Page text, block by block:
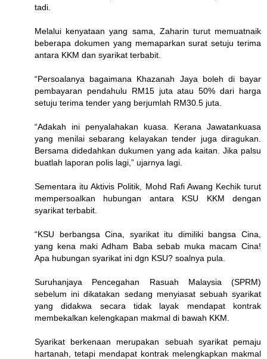
tadi.
Melalui kenyataan yang sama, Zaharin turut memuatnaik
beberapa dokumen yang memaparkan surat setuju terima
antara KKM dan syarikat terbabit.
“Persoalanya bagaimana Khazanah Jaya boleh di bayar
pembayaran pendahulu RM15 juta atau 50% dari harga
setuju terima tender yang berjumlah RM30.5 juta.
“Adakah ini penyalahakan kuasa. Kerana Jawatankuasa
yang menilai sebarang kelayakan tender juga diragukan.
Bersama didedahkan dukumen yang ada kaitan. Jika palsu
buatlah laporan polis lagi,” ujarnya lagi.
Sementara itu Aktivis Politik, Mohd Rafi Awang Kechik turut
mempersoalkan hubungan antara KSU KKM dengan
syarikat terbabit.
“KSU berbangsa Cina, syarikat itu dimiliki bangsa Cina,
yang kena maki Adham Baba sebab muka macam Cina!
Apa hubungan syarikat ini dgn KSU? soalnya pula.
Suruhanjaya Pencegahan Rasuah Malaysia (SPRM)
sebelum ini dikatakan sedang menyiasat sebuah syarikat
yang didakwa secara tidak layak mendapat kontrak
membekalkan kelengkapan makmal di bawah KKM.
Syarikat berkenaan merupakan sebuah syarikat pemaju
hartanah, tetapi mendapat kontrak melengkapkan makmal